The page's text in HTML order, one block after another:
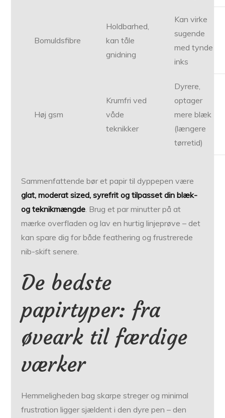
Bomuldsfibre
Holdbarhed,
kan tåle
gnidning
Kan virke
sugende
med tynde
inks
Høj gsm
Krumfri ved
våde
teknikker
Dyrere,
optager
mere blæk
(længere
tørretid)
Sammenfattende bør et papir til dyppepen være
glat, moderat sized, syrefrit og tilpasset din blæk-
og teknikmængde. Brug et par minutter på at
mærke overfladen og lav en hurtig linjeprøve – det
kan spare dig for både feathering og frustrerede
nib-skift senere.
De bedste
papirtyper: fra
øveark til færdige
værker
Hemmeligheden bag skarpe streger og minimal
frustration ligger sjældent i den dyre pen – den